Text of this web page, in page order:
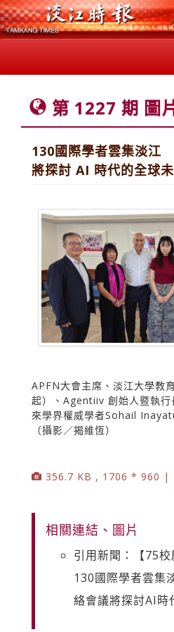
第 1227 期 圖
130國際學者雲集淡江
將探討 AI 時代的全球
APFN大會主席、淡江大學教
起）、Agentiiv 創始人暨執
來學界權威學者Sohail
（攝影／揭維恆）
356.7 KB , 1706 * 960 |
相關連結、圖片
引用新聞：【75校
130國際學者雲集
絡會議將探討AI時